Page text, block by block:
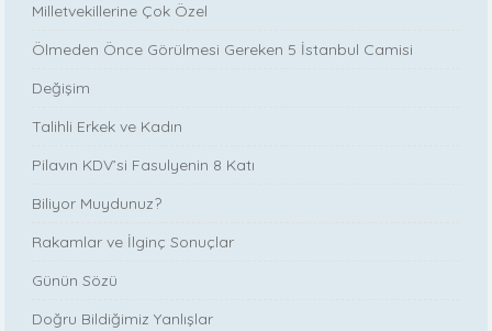
Milletvekillerine Çok Özel
Ölmeden Önce Görülmesi Gereken 5 İstanbul Camisi
Değişim
Talihli Erkek ve Kadın
Pilavın KDV’si Fasulyenin 8 Katı
Biliyor Muydunuz?
Rakamlar ve İlginç Sonuçlar
Günün Sözü
Doğru Bildiğimiz Yanlışlar